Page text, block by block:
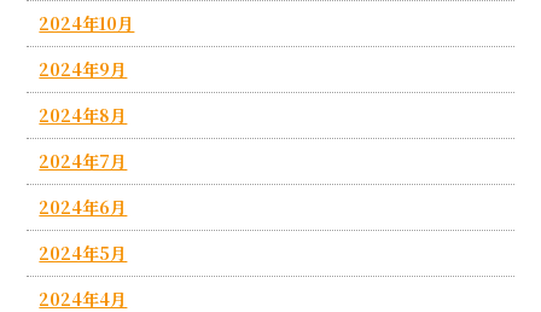
2024年10月
2024年9月
2024年8月
2024年7月
2024年6月
2024年5月
2024年4月